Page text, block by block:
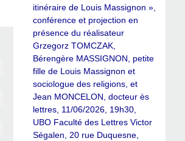
itinéraire de Louis Massignon »,
conférence et projection en
présence du réalisateur
Grzegorz TOMCZAK,
Bérengère MASSIGNON, petite
fille de Louis Massignon et
sociologue des religions, et
Jean MONCELON, docteur ès
lettres, 11/06/2026, 19h30,
UBO Faculté des Lettres Victor
Ségalen, 20 rue Duquesne,